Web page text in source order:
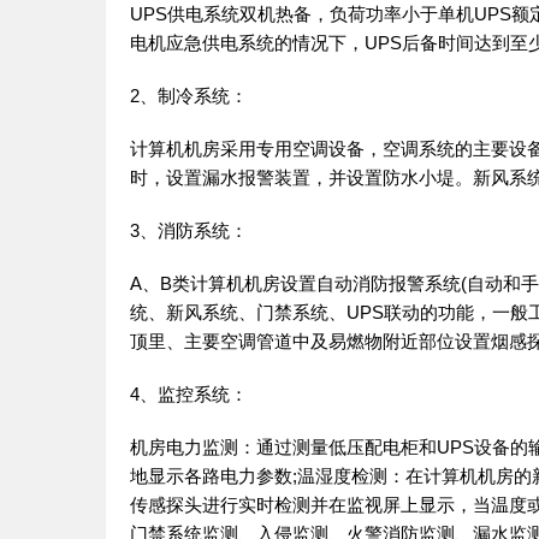
UPS供电系统双机热备，负荷功率小于单机UPS
电机应急供电系统的情况下，UPS后备时间达到
2、制冷系统：
计算机机房采用专用空调设备，空调系统的主要
时，设置漏水报警装置，并设置防水小堤。新风
3、消防系统：
A、B类计算机机房设置自动消防报警系统(自动和
统、新风系统、门禁系统、UPS联动的功能，一
顶里、主要空调管道中及易燃物附近部位设置烟感
4、监控系统：
机房电力监测：通过测量低压配电柜和UPS设备
地显示各路电力参数;温湿度检测：在计算机机房
传感探头进行实时检测并在监视屏上显示，当温
门禁系统监测、入侵监测、火警消防监测、漏水监